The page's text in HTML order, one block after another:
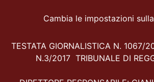
Cambia le impostazioni
TESTATA GIORNALISTICA N. 1067/
N.3/2017 TRIBUNALE DI